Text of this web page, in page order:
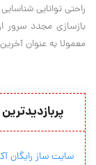
راحتی توانایی
بازسازی مجدد سرور از
معمولا به عنوان
پربازدیدترین
سایت ساز رایگان